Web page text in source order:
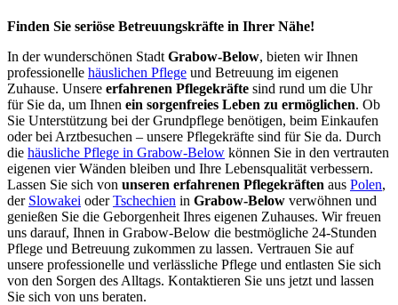
Finden Sie seriöse Betreuungskräfte in Ihrer Nähe!
In der wunderschönen Stadt Grabow-Below, bieten wir Ihnen
professionelle häuslichen Pflege und Betreuung im eigenen
Zuhause. Unsere erfahrenen Pflegekräfte sind rund um die Uhr
für Sie da, um Ihnen ein sorgenfreies Leben zu ermöglichen. Ob
Sie Unterstützung bei der Grundpflege benötigen, beim Einkaufen
oder bei Arztbesuchen – unsere Pflegekräfte sind für Sie da. Durch
die häusliche Pflege in Grabow-Below können Sie in den vertrauten
eigenen vier Wänden bleiben und Ihre Lebensqualität verbessern.
Lassen Sie sich von unseren erfahrenen Pflegekräften aus Polen,
der Slowakei oderTschechien in Grabow-Below verwöhnen und
genießen Sie die Geborgenheit Ihres eigenen Zuhauses. Wir freuen
uns darauf, Ihnen in Grabow-Below die bestmögliche 24-Stunden
Pflege und Betreuung zukommen zu lassen. Vertrauen Sie auf
unsere professionelle und verlässliche Pflege und entlasten Sie sich
von den Sorgen des Alltags. Kontaktieren Sie uns jetzt und lassen
Sie sich von uns beraten.